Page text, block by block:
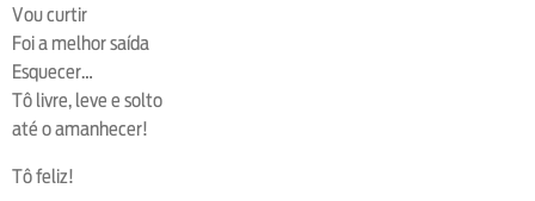
Vou curtir
Foi a melhor saída
Esquecer…
Tô livre, leve e solto
até o amanhecer!
Tô feliz!